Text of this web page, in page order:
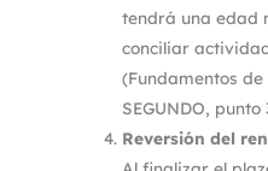
tendrá una edad
conciliar
(Fundamentos
SEGUNDO, punto
Reversión del